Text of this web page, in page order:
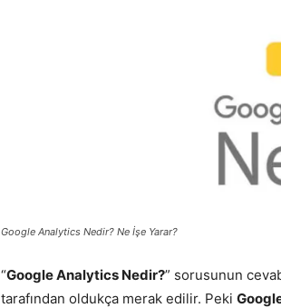
Google Analytics Nedir? Ne İşe Yarar?
“Google Analytics Nedir?” sorusunun
tarafından oldukça merak edilir. Peki